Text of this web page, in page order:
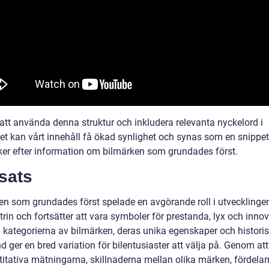
använda denna struktur och inkludera relevanta nyckelord i
kan vårt innehåll få ökad synlighet och synas som en
efter information om bilmärken som grundades först.
som grundades först spelade en avgörande roll i
och fortsätter att vara symboler för prestanda, lyx och
kategorierna av bilmärken, deras unika egenskaper och
ger en bred variation för bilentusiaster att välja på. Genom
mätningarna, skillnaderna mellan olika märken,